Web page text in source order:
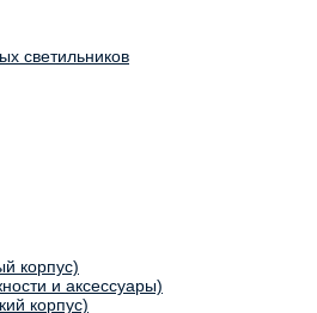
светильников
корпус)
и аксессуары)
корпус)